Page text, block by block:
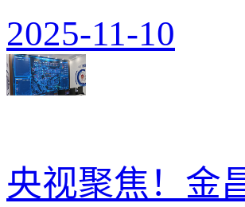
2025-11-10
央视聚焦！金